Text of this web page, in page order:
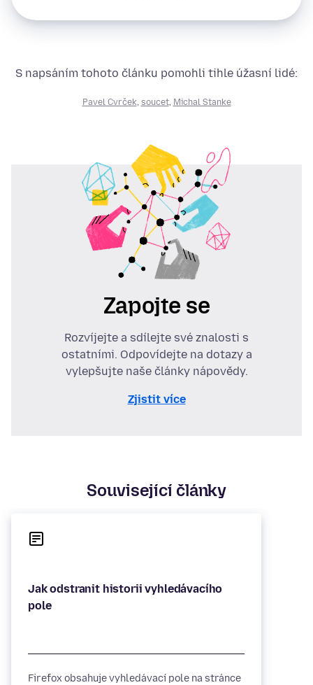
S napsáním tohoto článku pomohli tihle úžasní lidé:
Pavel Cvrček, soucet, Michal Stanke
Zapojte se
Rozvíjejte a sdílejte své znalosti s
ostatními. Odpovídejte na dotazy a
vylepšujte naše články nápovědy.
Zjistit více
Související články
Jak odstranit historii vyhledávacího
pole
Firefox obsahuje vyhledávací pole na stránce